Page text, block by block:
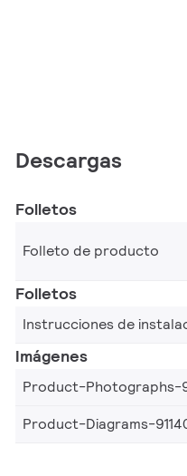
Descargas
Folletos
Folleto de producto
Folletos
Instrucciones de
Imágenes
Product-Photographs-
Product-Diagrams-